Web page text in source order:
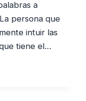
a
persona que
intuir las
tiene el…